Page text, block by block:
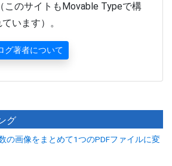
このサイトもMovable Typeで構
います）。
グ著者について
グ
の画像をまとめて1つのPDFファイルに変